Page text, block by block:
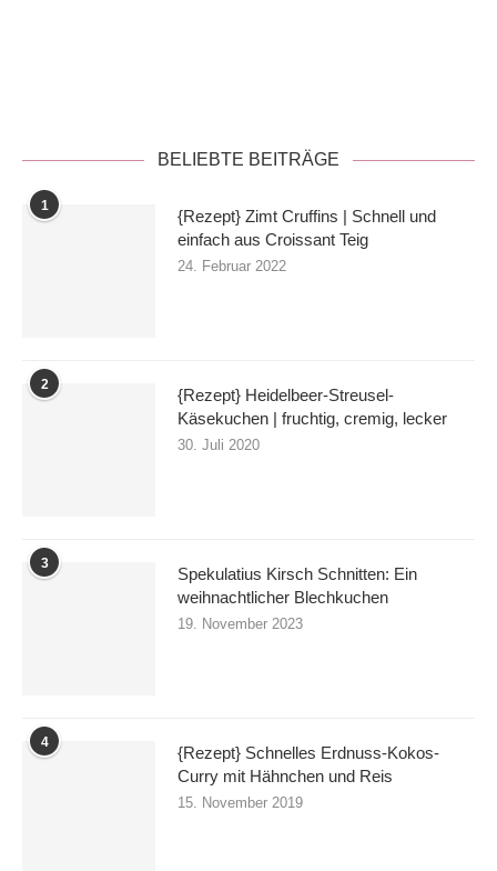
BELIEBTE BEITRÄGE
1
{Rezept} Zimt Cruffins | Schnell und
einfach aus Croissant Teig
24. Februar 2022
2
{Rezept} Heidelbeer-Streusel-
Käsekuchen | fruchtig, cremig, lecker
30. Juli 2020
3
Spekulatius Kirsch Schnitten: Ein
weihnachtlicher Blechkuchen
19. November 2023
4
{Rezept} Schnelles Erdnuss-Kokos-
Curry mit Hähnchen und Reis
15. November 2019